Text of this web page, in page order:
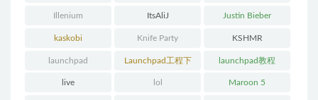
Illenium ItsAliJ Justin Bieber
kaskobi Knife Party KSHMR
launchpad Launchpad工程下
载
launchpad教程
live lol Maroon 5